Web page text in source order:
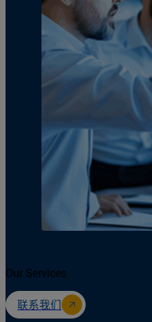
Our Services
联系我们